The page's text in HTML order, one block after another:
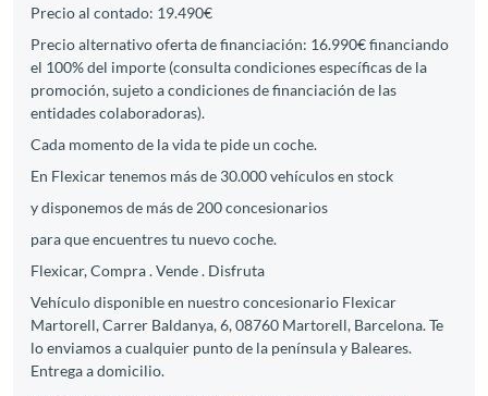
Precio al contado: 19.490€
Precio alternativo oferta de financiación: 16.990€ financiando
el 100% del importe (consulta condiciones específicas de la
promoción, sujeto a condiciones de financiación de las
entidades colaboradoras).
Cada momento de la vida te pide un coche.
En Flexicar tenemos más de 30.000 vehículos en stock
y disponemos de más de 200 concesionarios
para que encuentres tu nuevo coche.
Flexicar, Compra . Vende . Disfruta
Vehículo disponible en nuestro concesionario Flexicar
Martorell, Carrer Baldanya, 6, 08760 Martorell, Barcelona. Te
lo enviamos a cualquier punto de la península y Baleares.
Entrega a domicilio.